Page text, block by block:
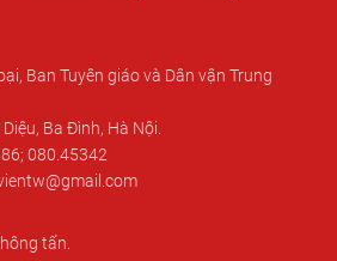
Ban Tuyên giáo và Dân vận Trung
Ba Đình, Hà Nội.
080.45342
tấn.